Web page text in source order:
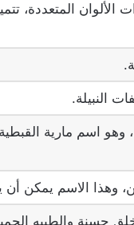
الألوان المتعددة،
النبيلة.
وهو اسم مارية
وهذا الاسم يمكن أن
حسنة والطيبه